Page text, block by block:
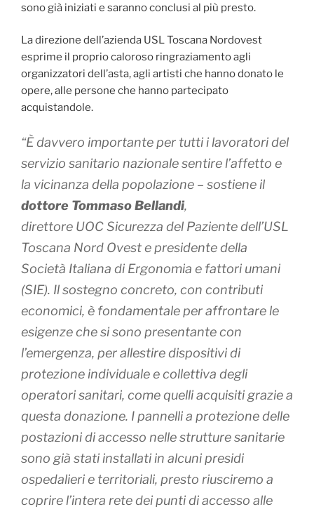
sono già iniziati e saranno conclusi al più presto.
La direzione dell’azienda USL Toscana Nordovest
esprime il proprio caloroso ringraziamento agli
organizzatori dell’asta, agli artisti che hanno donato le
opere, alle persone che hanno partecipato
acquistandole.
“È davvero importante per tutti i lavoratori del
servizio sanitario nazionale sentire l’affetto e
la vicinanza della popolazione – sostiene il
dottore Tommaso Bellandi,
direttore UOC Sicurezza del Paziente dell’USL
Toscana Nord Ovest e presidente della
Società Italiana di Ergonomia e fattori umani
(SIE). Il sostegno concreto, con contributi
economici, è fondamentale per affrontare le
esigenze che si sono presentante con
l’emergenza, per allestire dispositivi di
protezione individuale e collettiva degli
operatori sanitari, come quelli acquisiti grazie a
questa donazione. I pannelli a protezione delle
postazioni di accesso nelle strutture sanitarie
sono già stati installati in alcuni presidi
ospedalieri e territoriali, presto riusciremo a
coprire l’intera rete dei punti di accesso alle